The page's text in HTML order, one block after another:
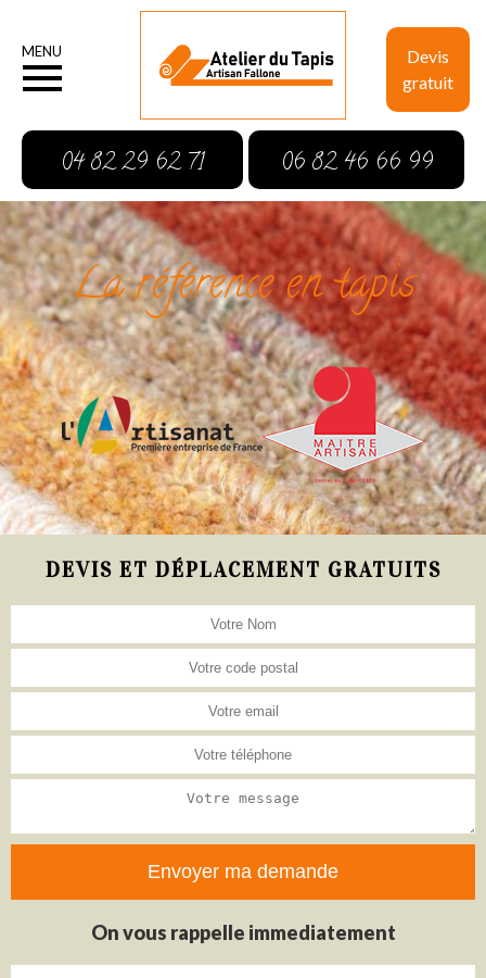
Devis
gratuit
MENU
04 82 29 62 71 06 82 46 66 99
La référence en tapis
DEVIS ET DÉPLACEMENT GRATUITS
On vous rappelle immediatement